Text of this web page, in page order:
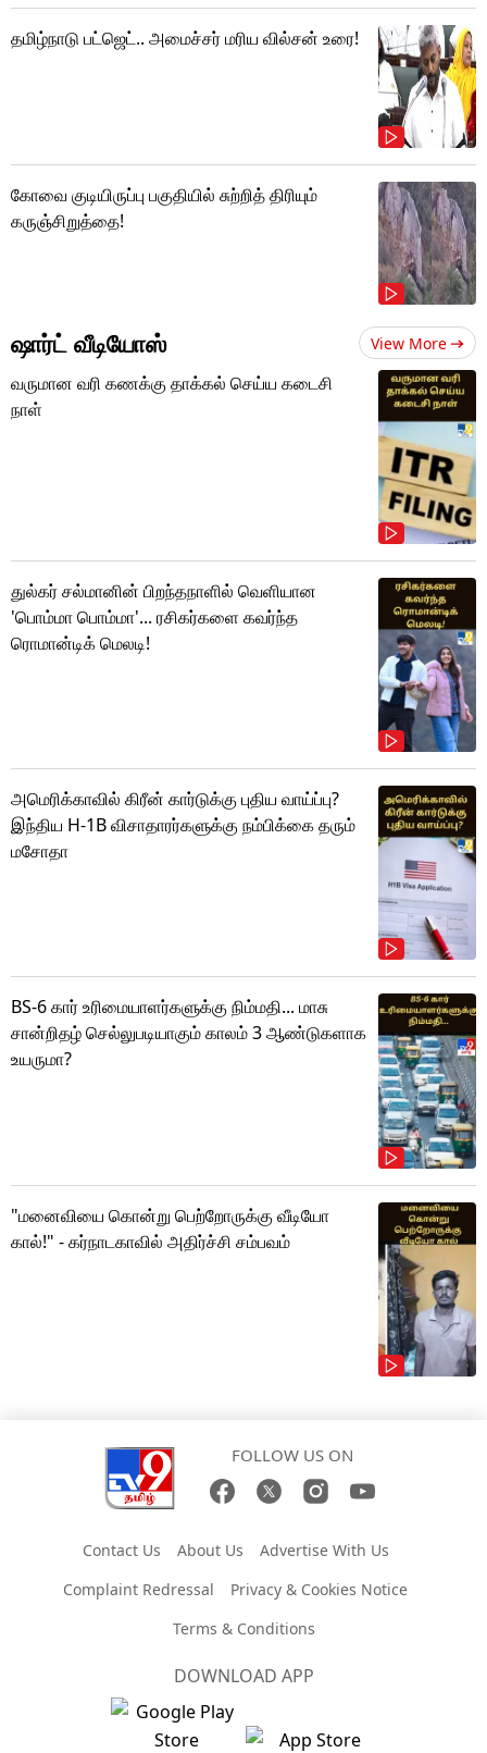
தமிழ்நாடு பட்ஜெட்.. அமைச்சர் மரிய வில்சன் உரை!
கோவை குடியிருப்பு பகுதியில் சுற்றித் திரியும்
கருஞ்சிறுத்தை!
ஷார்ட் வீடியோஸ் View More
வருமான வரி கணக்கு தாக்கல் செய்ய கடைசி
நாள்
துல்கர் சல்மானின் பிறந்தநாளில் வெளியான
'பொம்மா பொம்மா'... ரசிகர்களை கவர்ந்த
ரொமான்டிக் மெலடி!
அமெரிக்காவில் கிரீன் கார்டுக்கு புதிய வாய்ப்பு?
இந்திய H-1B விசாதாரர்களுக்கு நம்பிக்கை தரும்
மசோதா
BS-6 கார் உரிமையாளர்களுக்கு நிம்மதி... மாசு
சான்றிதழ் செல்லுபடியாகும் காலம் 3 ஆண்டுகளாக
உயருமா?
"மனைவியை கொன்று பெற்றோருக்கு வீடியோ
கால்!" - கர்நாடகாவில் அதிர்ச்சி சம்பவம்
FOLLOW US ON
Contact Us About Us
Advertise With Us
Complaint Redressal
Privacy & Cookies Notice
Terms & Conditions
DOWNLOAD APP